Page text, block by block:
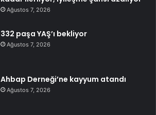
Ağustos 7, 2026
332 paşa YAŞ’ı bekliyor
Ağustos 7, 2026
Ahbap Derneği’ne kayyum atandı
Ağustos 7, 2026